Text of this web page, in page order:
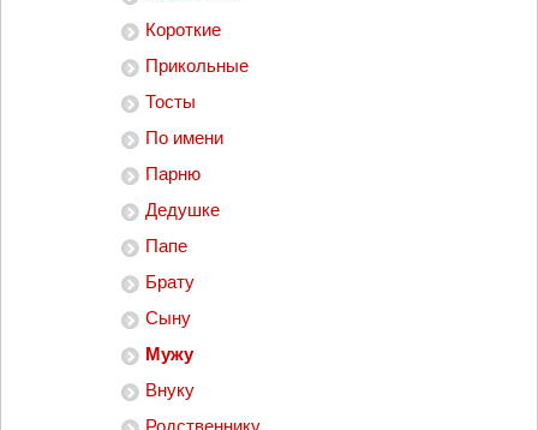
Короткие
Прикольные
Тосты
По имени
Парню
Дедушке
Папе
Брату
Сыну
Мужу
Внуку
Родственнику